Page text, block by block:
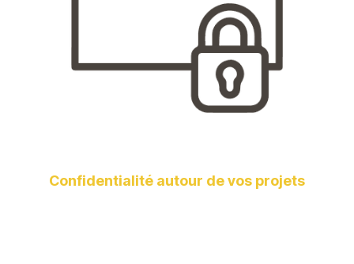
Confidentialité autour de vos projets